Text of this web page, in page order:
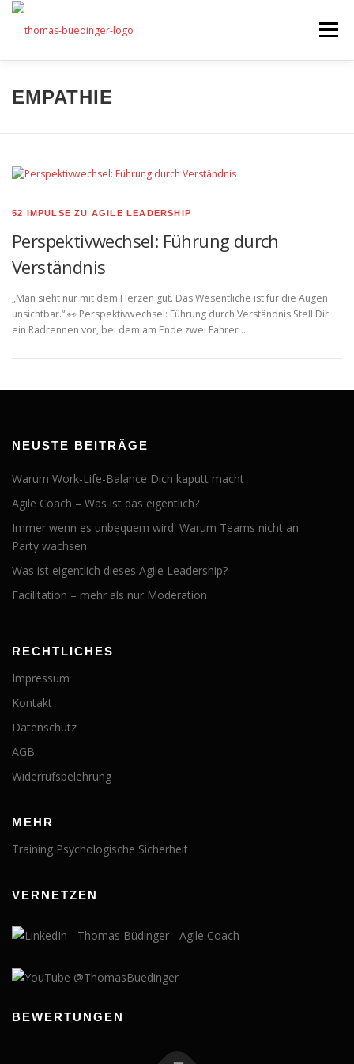
Zum
springen
Menü
Mein Angebot
Beiträge
Presse
EMPATHIE
52 IMPULSE ZU AGILE LEADERSHIP
Perspektivwechsel: Führung durch
Verständnis
„Man sieht nur mit dem Herzen gut. Das Wesentliche ist für die Augen
unsichtbar.“ 👀 Perspektivwechsel: Führung durch Verständnis Stell Dir
ein Radrennen vor, bei dem am Ende zwei Fahrer …
NEUSTE BEITRÄGE
Warum Work-Life-Balance Dich kaputt macht
Agile Coach – Was ist das eigentlich?
Immer wenn es unbequem wird: Warum Teams nicht an
Party wachsen
Was ist eigentlich dieses Agile Leadership?
Facilitation – mehr als nur Moderation
RECHTLICHES
Impressum
Kontakt
Datenschutz
AGB
Widerrufsbelehrung
MEHR
Training Psychologische Sicherheit
VERNETZEN
BEWERTUNGEN